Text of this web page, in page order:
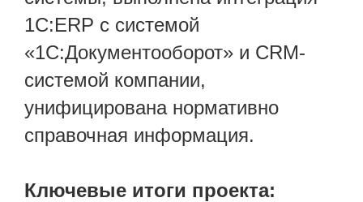
1С:ERP с системой
«1С:Документооборот» и CRM-
системой компании,
унифицирована нормативно
справочная информация.
Ключевые итоги проекта: